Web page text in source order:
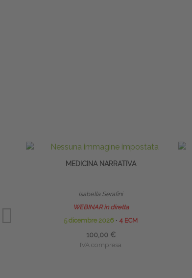
MEDICINA NARRATIVA
Isabella Serafini
WEBINAR in diretta
5 dicembre 2026 ∙ 4 ECM
100,00 €
IVA compresa